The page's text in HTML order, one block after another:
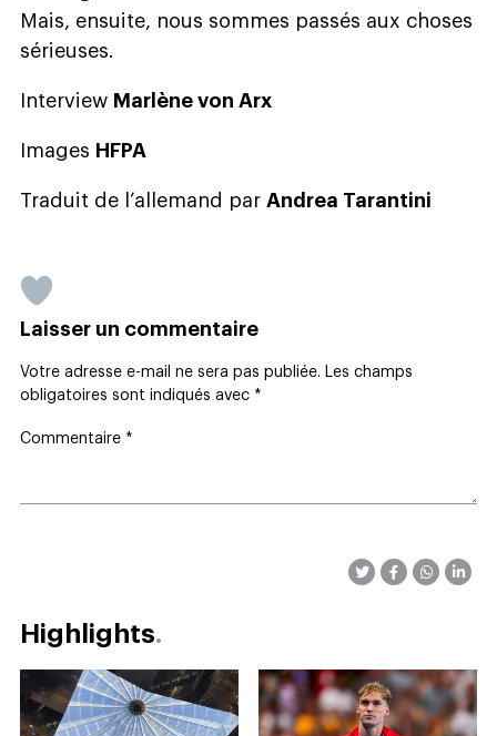
Mais, ensuite, nous sommes passés aux choses
sérieuses.
Interview Marlène von Arx
Images HFPA
Traduit de l’allemand par Andrea Tarantini
Laisser un commentaire
Votre adresse e-mail ne sera pas publiée. Les champs
obligatoires sont indiqués avec *
Commentaire *
Highlights